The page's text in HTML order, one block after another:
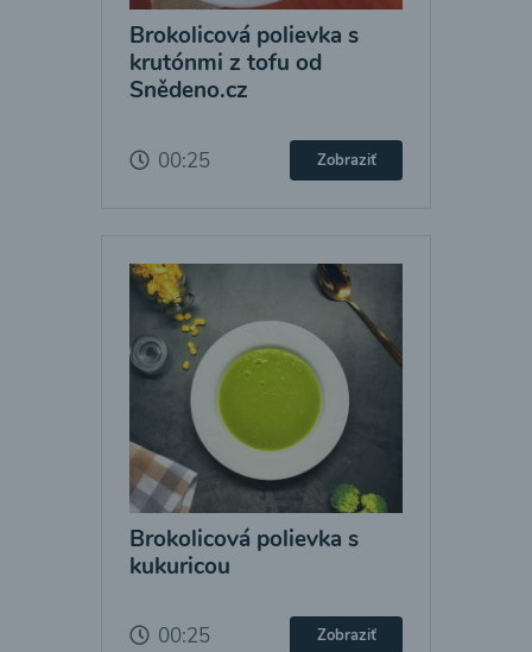
Brokolicová polievka s
krutónmi z tofu od
Snědeno.cz
00:25 Zobraziť
Brokolicová polievka s
kukuricou
00:25 Zobraziť